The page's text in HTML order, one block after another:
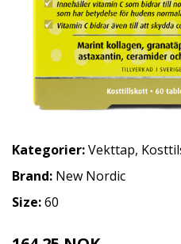
Kategorier:Vekttap,
Brand: New Nordic
Size:60